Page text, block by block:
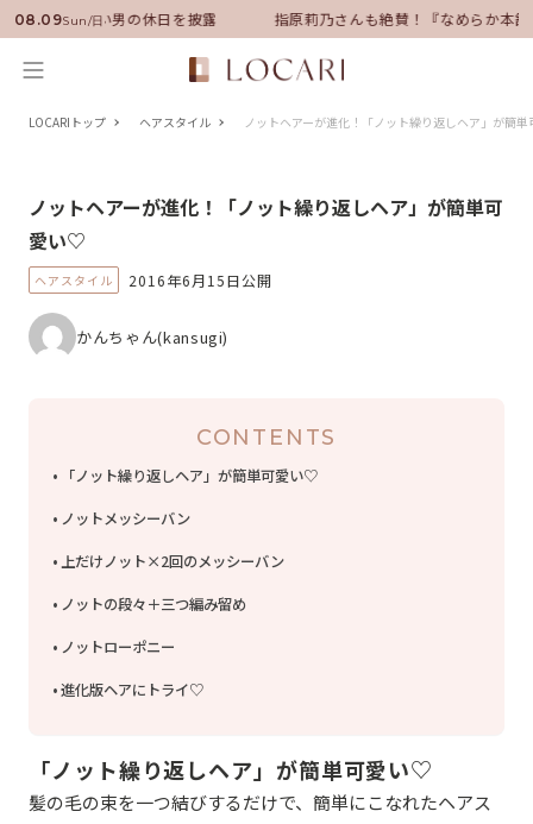
08.09Sun/日
就任！いい男の休日を披露 指原莉乃さんも絶賛！『なめらか本舗
LOCARIトップ ヘアスタイル ノットヘアーが進化！「ノット繰り返しヘア」が簡
ノットヘアーが進化！「ノット繰り返しヘア」が簡単可
愛い♡
ヘアスタイル 2016年6月15日公開
かんちゃん(kansugi)
CONTENTS
「ノット繰り返しヘア」が簡単可愛い♡
ノットメッシーバン
上だけノット×2回のメッシーバン
ノットの段々＋三つ編み留め
ノットローポニー
進化版ヘアにトライ♡
「ノット繰り返しヘア」が簡単可愛い♡
髪の毛の束を一つ結びするだけで、簡単にこなれたヘアス